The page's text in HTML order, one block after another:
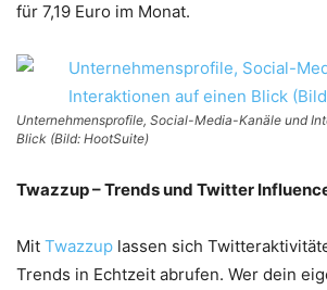
für 7,19 Euro im Monat.
Unternehmensprofile, Social-Media-Kanäle und
Blick (Bild: HootSuite)
Twazzup – Trends und Twitter
Mit Twazzup lassen sich
Trends in Echtzeit abrufen. Wer dein